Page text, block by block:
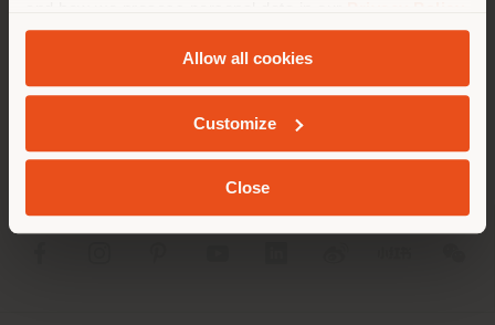
andCookie Policy.
Allow all cookies
Customize
Close
GEOLOKALISIERT
INFO & DIENSTLEISTUNGEN
RECHTLICHES
SOCIAL